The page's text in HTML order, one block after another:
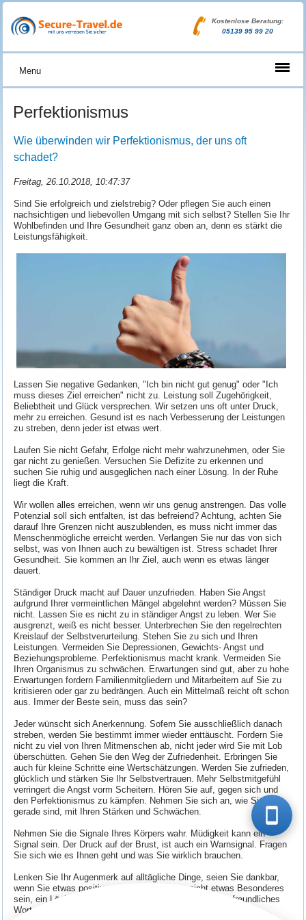
Kostenlose Beratung:
05139 95 99 20
Menu
Perfektionismus
Wie überwinden wir Perfektionismus, der uns oft
schadet?
Freitag, 26.10.2018, 10:47:37
Sind Sie erfolgreich und zielstrebig? Oder pflegen Sie auch einen
nachsichtigen und liebevollen Umgang mit sich selbst? Stellen Sie Ihr
Wohlbefinden und Ihre Gesundheit ganz oben an, denn es stärkt die
Leistungsfähigkeit.
Lassen Sie negative Gedanken, "Ich bin nicht gut genug" oder "Ich
muss dieses Ziel erreichen" nicht zu. Leistung soll Zugehörigkeit,
Beliebtheit und Glück versprechen. Wir setzen uns oft unter Druck,
mehr zu erreichen. Gesund ist es nach Verbesserung der Leistungen
zu streben, denn jeder ist etwas wert.
Laufen Sie nicht Gefahr, Erfolge nicht mehr wahrzunehmen, oder Sie
gar nicht zu genießen. Versuchen Sie Defizite zu erkennen und
suchen Sie ruhig und ausgeglichen nach einer Lösung. In der Ruhe
liegt die Kraft.
Wir wollen alles erreichen, wenn wir uns genug anstrengen. Das volle
Potenzial soll sich entfalten, ist das befreiend? Achtung, achten Sie
darauf Ihre Grenzen nicht auszublenden, es muss nicht immer das
Menschenmögliche erreicht werden. Verlangen Sie nur das von sich
selbst, was von Ihnen auch zu bewältigen ist. Stress schadet Ihrer
Gesundheit. Sie kommen an Ihr Ziel, auch wenn es etwas länger
dauert.
Ständiger Druck macht auf Dauer unzufrieden. Haben Sie Angst
aufgrund Ihrer vermeintlichen Mängel abgelehnt werden? Müssen Sie
nicht. Lassen Sie es nicht zu in ständiger Angst zu leben. Wer Sie
ausgrenzt, weiß es nicht besser. Unterbrechen Sie den regelrechten
Kreislauf der Selbstverurteilung. Stehen Sie zu sich und Ihren
Leistungen. Vermeiden Sie Depressionen, Gewichts- Angst und
Beziehungsprobleme. Perfektionismus macht krank. Vermeiden Sie
Ihren Organismus zu schwächen. Erwartungen sind gut, aber zu hohe
Erwartungen fordern Familienmitgliedern und Mitarbeitern auf Sie zu
kritisieren oder gar zu bedrängen. Auch ein Mittelmaß reicht oft schon
aus. Immer der Beste sein, muss das sein?
Jeder wünscht sich Anerkennung. Sofern Sie ausschließlich danach
streben, werden Sie bestimmt immer wieder enttäuscht. Fordern Sie
nicht zu viel von Ihren Mitmenschen ab, nicht jeder wird Sie mit Lob
überschütten. Gehen Sie den Weg der Zufriedenheit. Erbringen Sie
auch für kleine Schritte eine Wertschätzungen. Werden Sie zufrieden,
glücklich und stärken Sie Ihr Selbstvertrauen. Mehr Selbstmitgefühl
verringert die Angst vorm Scheitern. Hören Sie auf, gegen sich und
den Perfektionismus zu kämpfen. Nehmen Sie sich an, wie Sie
gerade sind, mit Ihren Stärken und Schwächen.
Nehmen Sie die Signale Ihres Körpers wahr. Müdigkeit kann ein
Signal sein. Der Druck auf der Brust, ist auch ein Warnsignal. Fragen
Sie sich wie es Ihnen geht und was Sie wirklich brauchen.
Lenken Sie Ihr Augenmerk auf alltägliche Dinge, seien Sie dankbar,
wenn Sie etwas positives erleben. Es muss nicht etwas Besonderes
sein, ein Lächeln, eine nette Geste und einfach nur ein freundliches
Wort. Versuchen Sie zufrieden und erfüllt zu werden.